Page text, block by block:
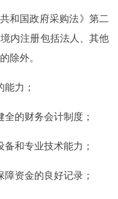
国政府采购法》第二
内注册包括法人、其他
除外。
力；
的财务会计制度；
和专业技术能力；
资金的良好记录；